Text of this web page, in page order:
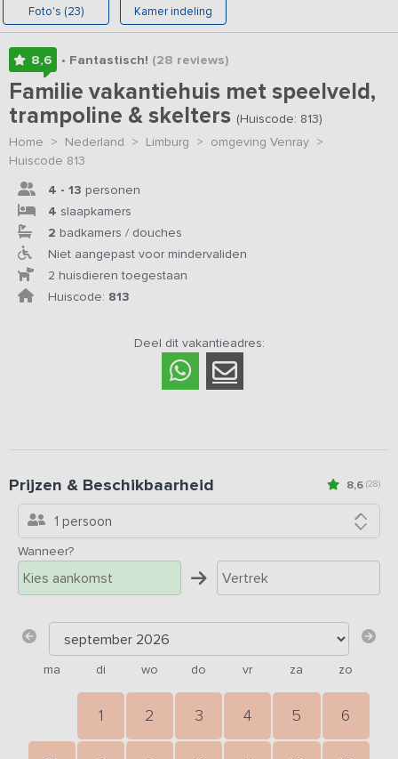
Foto's (23) Kamer indeling
8,6 • Fantastisch! (28 reviews)
Familie vakantiehuis met speelveld,
trampoline & skelters (Huiscode: 813)
Home > Nederland > Limburg > omgeving Venray >
Huiscode 813
4 - 13 personen
4 slaapkamers
2 badkamers / douches
Niet aangepast voor mindervaliden
2 huisdieren toegestaan
Huiscode: 813
Deel dit vakantieadres:
8,6 (28)
Prijzen & Beschikbaarheid
1 persoon
Wanneer?
ma di wo do vr za zo
1 2 3 4 5 6